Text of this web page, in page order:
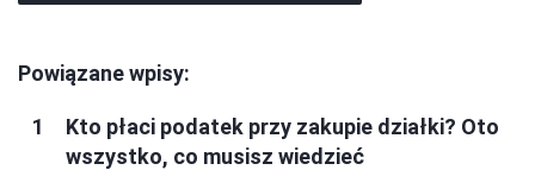
Powiązane wpisy:
Kto płaci podatek przy zakupie działki? Oto
wszystko, co musisz wiedzieć